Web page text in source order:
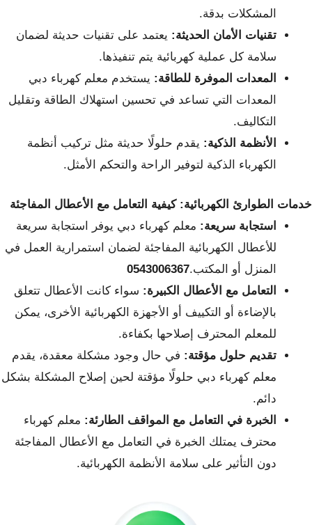
المشكلات بدقة.
تقنيات الأمان الحديثة: يعتمد على تقنيات حديثة لضمان
سلامة كل عملية كهربائية يتم تنفيذها.
المعدات الموفرة للطاقة: يستخدم معلم كهرباء دبي
المعدات التي تساعد في تحسين استهلاك الطاقة وتقليل
التكاليف.
الأنظمة الذكية: يقدم حلولًا حديثة مثل تركيب أنظمة
الكهرباء الذكية لتوفير الراحة والتحكم الأمثل.
خدمات الطوارئ الكهربائية: كيفية التعامل مع الأعطال المفاجئة
استجابة سريعة: معلم كهرباء دبي يوفر استجابة سريعة
للأعطال الكهربائية المفاجئة لضمان استمرارية العمل في
المنزل أو المكتب.0543006367
التعامل مع الأعطال الكبيرة: سواء كانت الأعطال تتعلق
بالإضاءة أو التكييف أو الأجهزة الكهربائية الأخرى، يمكن
للمعلم المحترف إصلاحها بكفاءة.
تقديم حلول مؤقتة: في حال وجود مشكلة معقدة، يقدم
معلم كهرباء دبي حلولًا مؤقتة لحين إصلاح المشكلة بشكل
دائم.
الخبرة في التعامل مع المواقف الطارئة: معلم كهرباء
محترف يمتلك الخبرة في التعامل مع الأعطال المفاجئة
دون التأثير على سلامة الأنظمة الكهربائية.